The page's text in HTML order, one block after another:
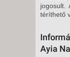
jogosult.
téríthető
Ayia